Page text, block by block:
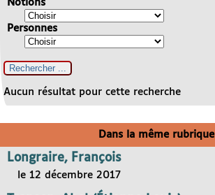
Notions
Personnes
Aucun résultat pour cette recherche
Dans la même rubrique
Longraire, François
le 12 décembre 2017